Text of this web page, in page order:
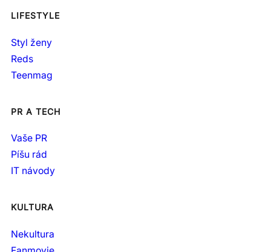
LIFESTYLE
Styl ženy
Reds
Teenmag
PR A TECH
Vaše PR
Píšu rád
IT návody
KULTURA
Nekultura